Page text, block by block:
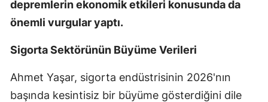
Gümüşhane
depremlerin ekonomik etkileri konusunda da
önemli vurgular yaptı.
Sigorta Sektörünün Büyüme Verileri
Ahmet Yaşar, sigorta endüstrisinin 2026'nın
başında kesintisiz bir büyüme gösterdiğini dile